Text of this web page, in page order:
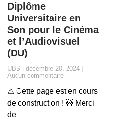
Diplôme
Universitaire en
Son pour le Cinéma
et l’Audiovisuel
(DU)
UBS
décembre 20, 2024
Aucun commentaire
⚠ Cette page est en cours
de construction ! 🚧 Merci
de